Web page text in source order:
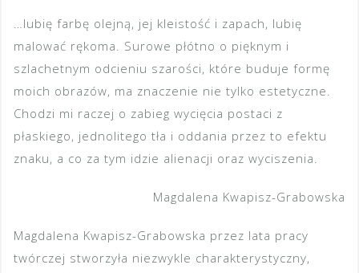
…lubię farbę olejną, jej kleistość i zapach, lubię
malować rękoma. Surowe płótno o pięknym i
szlachetnym odcieniu szarości, które buduje formę
moich obrazów, ma znaczenie nie tylko estetyczne.
Chodzi mi raczej o zabieg wycięcia postaci z
płaskiego, jednolitego tła i oddania przez to efektu
znaku, a co za tym idzie alienacji oraz wyciszenia.
Magdalena Kwapisz-Grabowska
Magdalena Kwapisz-Grabowska przez lata pracy
twórczej stworzyła niezwykle charakterystyczny,